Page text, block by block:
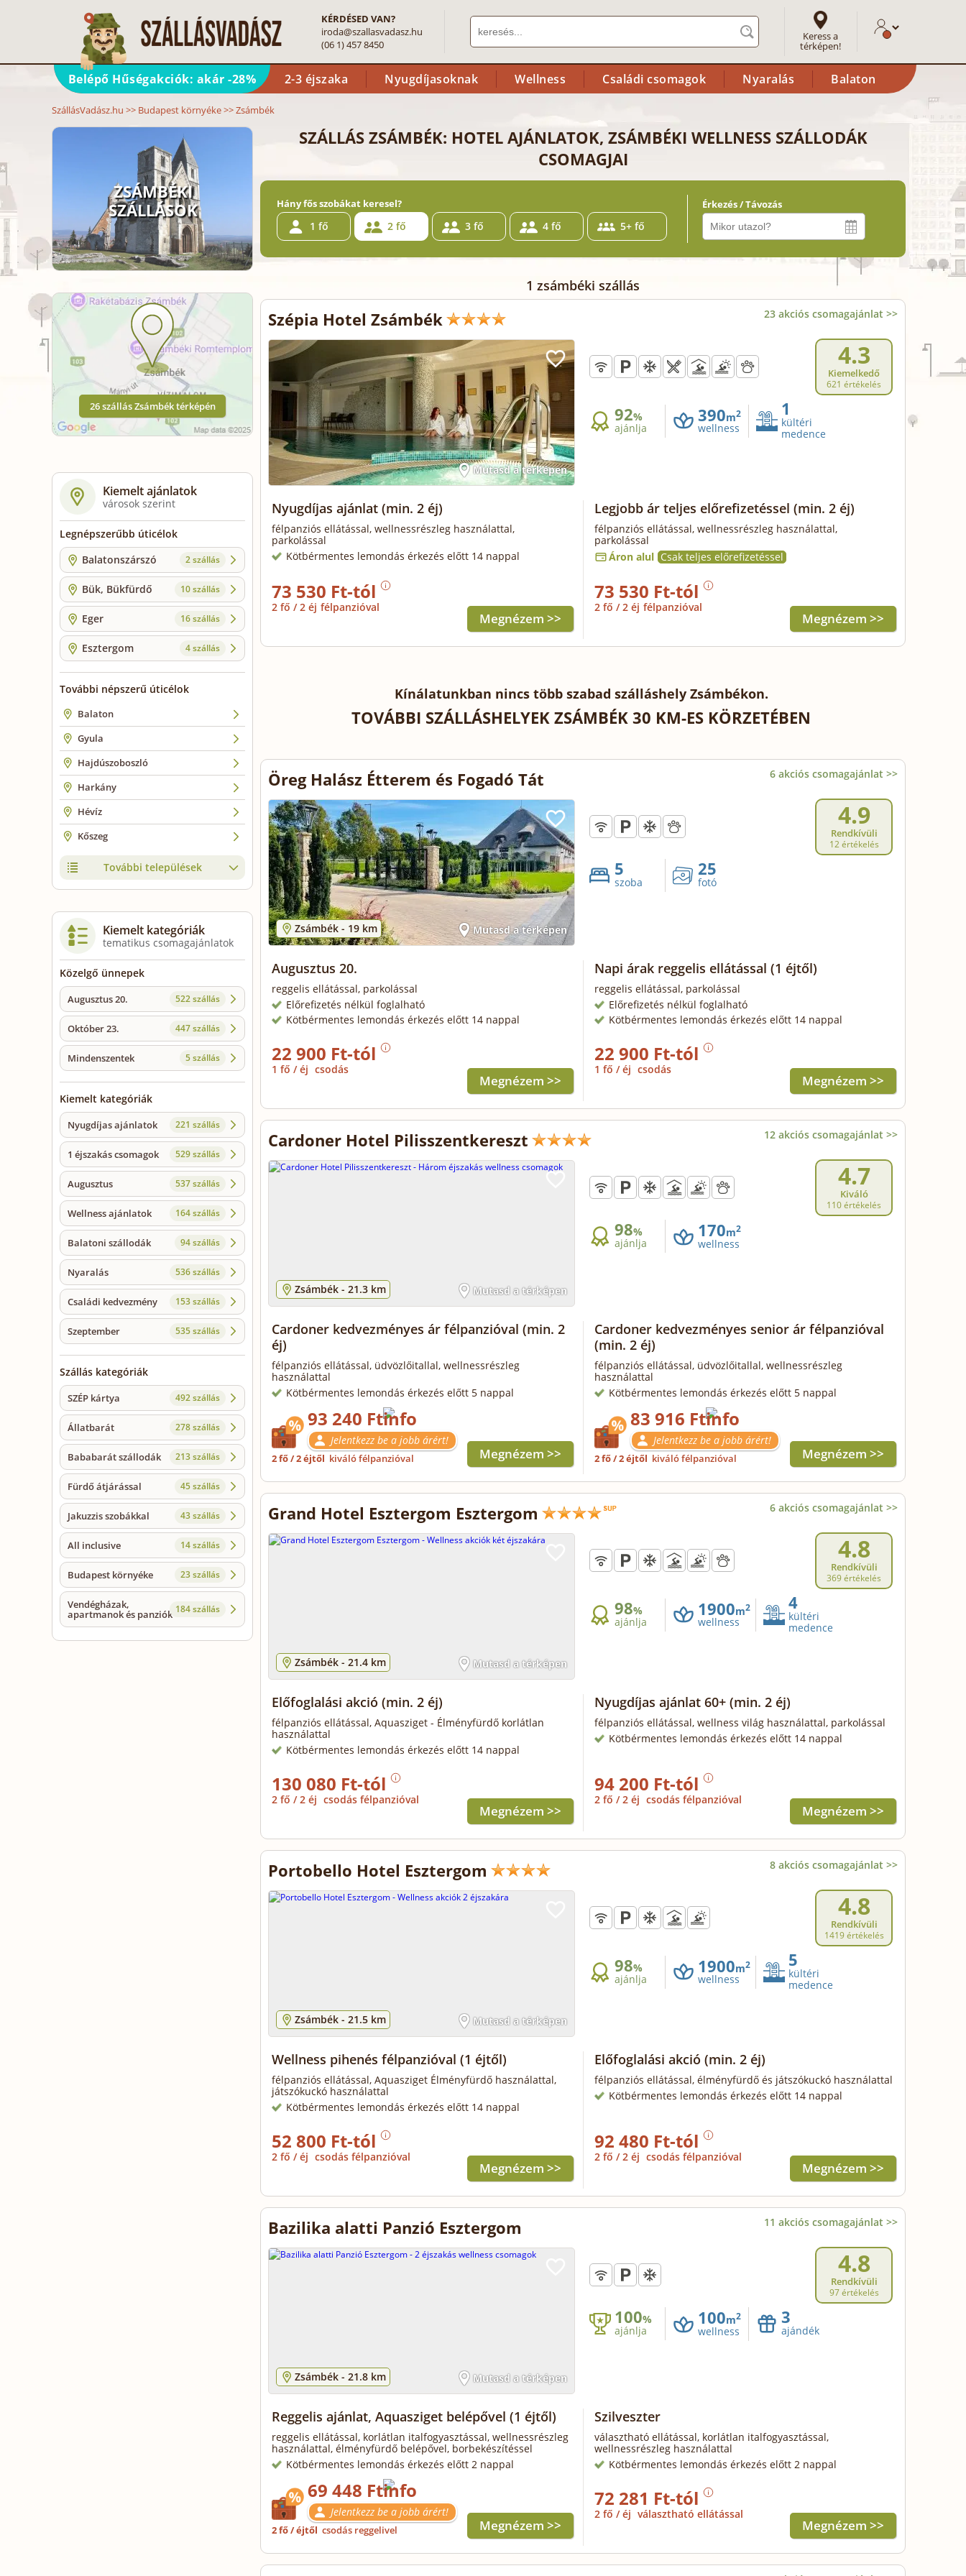
KÉRDÉSED VAN?
iroda@szallasvadasz.hu
(06 1) 457 8450
Keress a
térképen!
Belépő Hűségakciók: akár -28% 2-3 éjszaka Nyugdíjasoknak Wellness Családi csomagok Nyaralás Balaton
SzállásVadász.hu >> Budapest környéke>>Zsámbék
ZSÁMBÉKI
SZÁLLÁSOK
26 szállás Zsámbék térképén
Kiemelt ajánlatok
városok szerint
Legnépszerűbb úticélok
Balatonszárszó
2 szállás
Bük, Bükfürdő 10 szállás
Eger 16 szállás
Esztergom 4 szállás
További népszerű úticélok
Balaton
Gyula
Hajdúszoboszló
Harkány
Hévíz
Kőszeg
További települések
Kiemelt kategóriák
tematikus csomagajánlatok
Közelgő ünnepek
Augusztus 20. 522 szállás
Október 23. 447 szállás
Mindenszentek 5 szállás
Kiemelt kategóriák
Nyugdíjas ajánlatok 221 szállás
1 éjszakás csomagok 529 szállás
Augusztus 537 szállás
Wellness ajánlatok 164 szállás
Balatoni szállodák 94 szállás
Nyaralás 536 szállás
Családi kedvezmény 153 szállás
Szeptember 535 szállás
Szállás kategóriák
SZÉP kártya 492 szállás
Állatbarát 278 szállás
Bababarát szállodák 213 szállás
Fürdő átjárással 45 szállás
Jakuzzis szobákkal 43 szállás
All inclusive 14 szállás
Budapest környéke 23 szállás
Vendégházak,
apartmanok és panziók 184 szállás
SZÁLLÁS ZSÁMBÉK: HOTEL AJÁNLATOK, ZSÁMBÉKI WELLNESS SZÁLLODÁK
CSOMAGJAI
Hány fős szobákat keresel?
1 fő 2 fő 3 fő 4 fő 5+ fő
Érkezés / Távozás
1 zsámbéki szállás
Szépia Hotel Zsámbék 23 akciós csomagajánlat >>
Mutasd a térképen
4.3
Kiemelkedő
621 értékelés
92%
ajánlja
390m2
wellness
1
kültéri
medence
Nyugdíjas ajánlat (min. 2 éj)
félpanziós ellátással, wellnessrészleg használattal,
parkolással
Kötbérmentes lemondás érkezés előtt 14 nappal
73 530 Ft-tól
2 fő / 2 éj félpanzióval
Megnézem >>
Legjobb ár teljes előrefizetéssel (min. 2 éj)
félpanziós ellátással, wellnessrészleg használattal,
parkolással
Áron alul Csak teljes előrefizetéssel
73 530 Ft-tól
2 fő / 2 éj félpanzióval
Megnézem >>
Kínálatunkban nincs több szabad szálláshely Zsámbékon.
TOVÁBBI SZÁLLÁSHELYEK ZSÁMBÉK 30 KM-ES KÖRZETÉBEN
Öreg Halász Étterem és Fogadó Tát 6 akciós csomagajánlat >>
Mutasd a térképen
Zsámbék - 19 km
4.9
Rendkívüli
12 értékelés
5
szoba
25
fotó
Augusztus 20.
reggelis ellátással, parkolással
Előrefizetés nélkül foglalható
Kötbérmentes lemondás érkezés előtt 14 nappal
22 900 Ft-tól
1 fő / éj csodás
Megnézem >>
Napi árak reggelis ellátással (1 éjtől)
reggelis ellátással, parkolással
Előrefizetés nélkül foglalható
Kötbérmentes lemondás érkezés előtt 14 nappal
22 900 Ft-tól
1 fő / éj csodás
Megnézem >>
Cardoner Hotel Pilisszentkereszt 12 akciós csomagajánlat >>
Mutasd a térképen
Zsámbék - 21.3 km
4.7
Kiváló
110 értékelés
98%
ajánlja
170m2
wellness
Cardoner kedvezményes ár félpanzióval (min. 2
éj)
félpanziós ellátással, üdvözlőitallal, wellnessrészleg
használattal
Kötbérmentes lemondás érkezés előtt 5 nappal
93 240 Ft
Jelentkezz be a jobb árért!
2 fő / 2 éjtől kiváló félpanzióval Megnézem >>
Cardoner kedvezményes senior ár félpanzióval
(min. 2 éj)
félpanziós ellátással, üdvözlőitallal, wellnessrészleg
használattal
Kötbérmentes lemondás érkezés előtt 5 nappal
83 916 Ft
Jelentkezz be a jobb árért!
2 fő / 2 éjtől kiváló félpanzióval Megnézem >>
Grand Hotel Esztergom Esztergom 6 akciós csomagajánlat >>
Mutasd a térképen
Zsámbék - 21.4 km
4.8
Rendkívüli
369 értékelés
98%
ajánlja
1900m2
wellness
4
kültéri
medence
Előfoglalási akció (min. 2 éj)
félpanziós ellátással, Aquasziget - Élményfürdő korlátlan
használattal
Kötbérmentes lemondás érkezés előtt 14 nappal
130 080 Ft-tól
2 fő / 2 éj csodás félpanzióval
Megnézem >>
Nyugdíjas ajánlat 60+ (min. 2 éj)
félpanziós ellátással, wellness világ használattal, parkolással
Kötbérmentes lemondás érkezés előtt 14 nappal
94 200 Ft-tól
2 fő / 2 éj csodás félpanzióval
Megnézem >>
Portobello Hotel Esztergom 8 akciós csomagajánlat >>
Mutasd a térképen
Zsámbék - 21.5 km
4.8
Rendkívüli
1419 értékelés
98%
ajánlja
1900m2
wellness
5
kültéri
medence
Wellness pihenés félpanzióval (1 éjtől)
félpanziós ellátással, Aquasziget Élményfürdő használattal,
játszókuckó használattal
Kötbérmentes lemondás érkezés előtt 14 nappal
52 800 Ft-tól
2 fő / éj csodás félpanzióval
Megnézem >>
Előfoglalási akció (min. 2 éj)
félpanziós ellátással, élményfürdő és játszókuckó használattal
Kötbérmentes lemondás érkezés előtt 14 nappal
92 480 Ft-tól
2 fő / 2 éj csodás félpanzióval
Megnézem >>
Bazilika alatti Panzió Esztergom 11 akciós csomagajánlat >>
Mutasd a térképen
Zsámbék - 21.8 km
4.8
Rendkívüli
97 értékelés
100%
ajánlja
100m2
wellness
3
ajándék
Reggelis ajánlat, Aquasziget belépővel (1 éjtől)
reggelis ellátással, korlátlan italfogyasztással, wellnessrészleg
használattal, élményfürdő belépővel, borbekészítéssel
Kötbérmentes lemondás érkezés előtt 2 nappal
69 448 Ft
Jelentkezz be a jobb árért!
2 fő / éjtől csodás reggelivel Megnézem >>
Szilveszter
választható ellátással, korlátlan italfogyasztással,
wellnessrészleg használattal
Kötbérmentes lemondás érkezés előtt 2 nappal
72 281 Ft-tól
2 fő / éj választható ellátással
Megnézem >>